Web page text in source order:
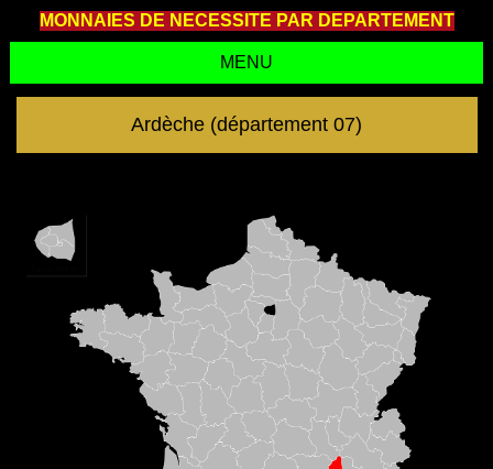
MONNAIES DE NECESSITE PAR DEPARTEMENT
MENU
Ardèche (département 07)